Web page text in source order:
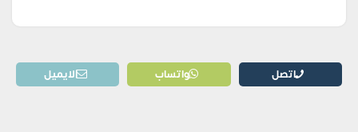
اتصل واتساب الايميل